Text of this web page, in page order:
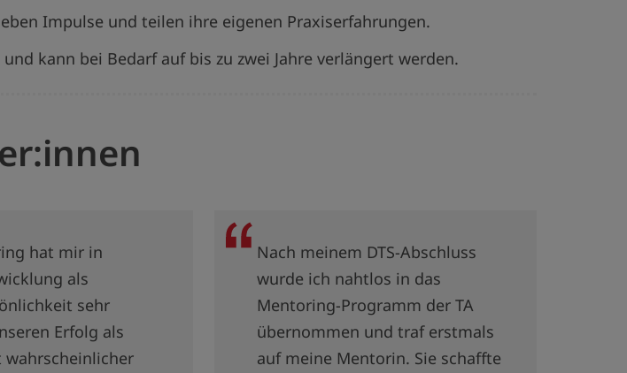
Impulse und teilen ihre eigenen Praxiserfahrungen.
kann bei Bedarf auf bis zu zwei Jahre verlängert werden.
hat mir in
als
sehr
Erfolg als
wahrscheinlicher
Nach meinem DTS-Abschluss
wurde ich nahtlos in das
Mentoring-Programm der TA
übernommen und traf erstmals
auf meine Mentorin. Sie schaffte